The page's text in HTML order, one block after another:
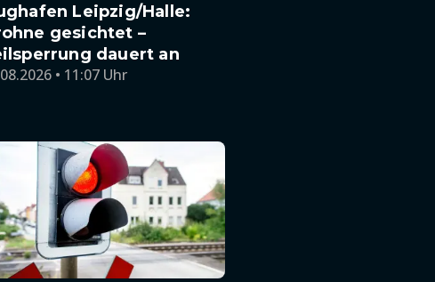
Leipzig/Halle:
gesichtet –
dauert an
• 11:07 Uhr